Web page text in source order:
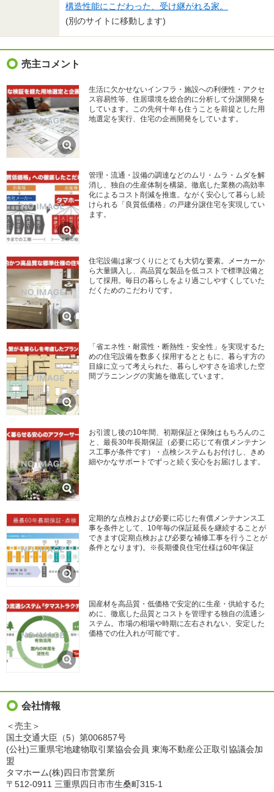
構造性能にこだわった、受け継がれる家。
(別のサイトに移動します)
売主コメント
生活に欠かせないインフラ・施設への利便性・アクセ
ス容易性等、住居環境を総合的に分析して分譲開発を
しています。この先何十年も住うことを前提とした用
地選定を実行、住宅の企画開発をしています。
管理・流通・設備の調達などのムリ・ムラ・ムダを解
消し、独自の生産体制を構築。徹底した業務の高効率
化によるコスト削減を推進。ながく安心して暮らし続
けられる「良質低価格」の戸建分譲住宅を実現してい
ます。
住宅設備は家づくりにとても大切な要素。メーカーか
ら大量購入し、高品質な製品を低コストで標準設備と
して採用。毎日の暮らしをより過ごしやすくしていた
だくためのこだわりです。
「省エネ性・耐震性・断熱性・安全性」を実現するた
めの住宅設備を数多く採用するとともに、暮らす方の
目線に立って考えられた、暮らしやすさを追求した空
間プラニンングの実施を徹底しています。
お引渡し後の10年間、初期保証と保険はもちろんのこ
と、最長30年長期保証（必要に応じて有償メンテナン
ス工事が条件です）・点検システムもお付けし、きめ
細やかなサポートでずっと続く安心をお届けします。
定期的な点検および必要に応じた有償メンテナンス工
事を条件として、10年毎の保証延長を継続することが
できます(定期点検および必要な補修工事を行うことが
条件となります)。※長期優良住宅仕様は60年保証
国産材を高品質・低価格で安定的に生産・供給するた
めに、徹底した品質とコストを管理する独自の流通シ
ステム。市場の相場や時期に左右されない、安定した
価格での仕入れが可能です。
会社情報
＜売主＞
国土交通大臣（5）第006857号
(公社)三重県宅地建物取引業協会会員 東海不動産公正取引協議会加
盟
タマホーム(株)四日市営業所
〒512-0911 三重県四日市市生桑町315-1